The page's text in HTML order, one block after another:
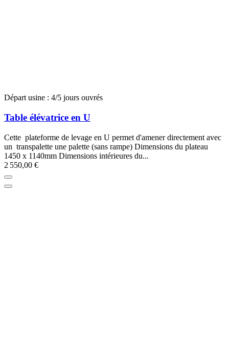
Départ usine : 4/5 jours ouvrés
Table élévatrice en U
Cette plateforme de levage en U permet d'amener directement avec
un transpalette une palette (sans rampe) Dimensions du plateau
1450 x 1140mm Dimensions intérieures du...
2 550,00 €